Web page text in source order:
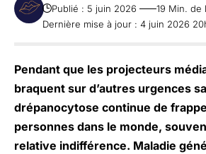
Dernière mise à jour : 4 juin 2026
Publié : 5 juin 2026
19 Min. de
Pendant que les projecteurs
braquent sur d’autres urgences
drépanocytose continue de
personnes dans le monde,
relative indifférence. Maladie